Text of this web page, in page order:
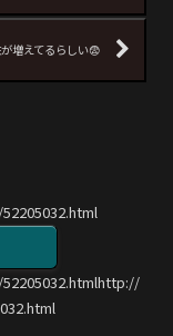
増えてるらしい😨